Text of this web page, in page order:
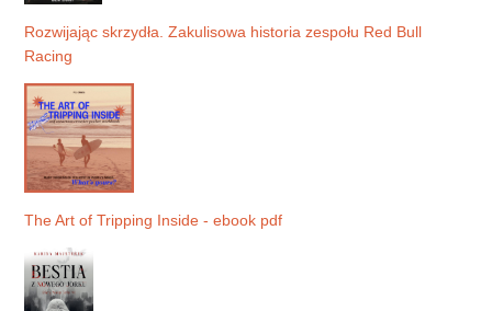
Rozwijając skrzydła. Zakulisowa historia zespołu Red Bull
Racing
The Art of Tripping Inside - ebook pdf